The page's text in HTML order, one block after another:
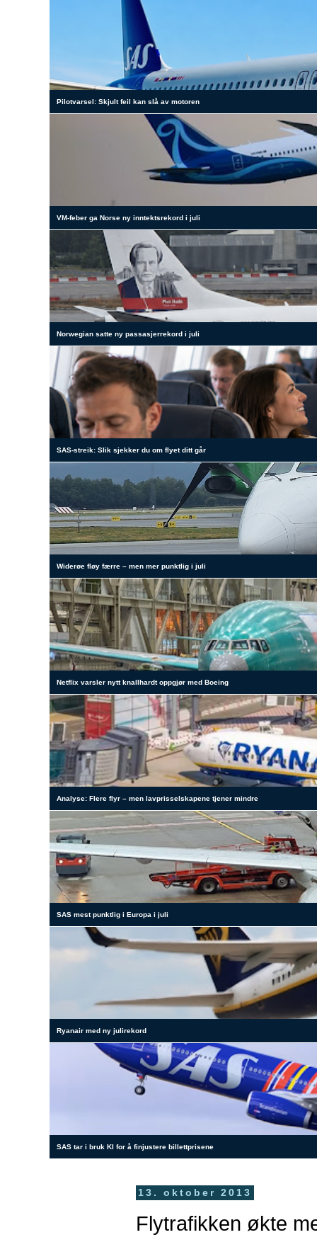
Pilotvarsel: Skjult feil kan slå av motoren
VM-feber ga Norse ny inntektsrekord i juli
Norwegian satte ny passasjerrekord i juli
SAS-streik: Slik sjekker du om flyet ditt går
Widerøe fløy færre – men mer punktlig i juli
Netflix varsler nytt knallhardt oppgjør med Boeing
Analyse: Flere flyr – men lavprisselskapene tjener mindre
SAS mest punktlig i Europa i juli
Ryanair med ny julirekord
SAS tar i bruk KI for å finjustere billettprisene
13. oktober 2013
Flytrafikken økte